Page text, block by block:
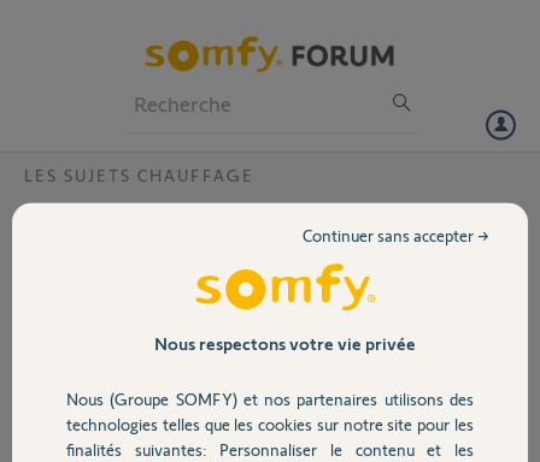
Volet
Sécurité
LES SUJETS CHAUFFAGE
Code Pin 1745 0836 1236 deja utilisé
J'ai voulu rajouter un Thermostat or le code pin a déjà été utilisé.
Serait-il possible de me le réinitialiser.
Le code est 1745 0836 1236
Nous respectons votre vie privée
Nous (Groupe SOMFY) et nos partenaires utilisons des
technologies telles que les cookies sur notre site pour les
finalités suivantes: Personnaliser le contenu et les
Continuer sans accepter →